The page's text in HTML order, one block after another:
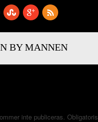
BY MANNEN
inte publiceras.